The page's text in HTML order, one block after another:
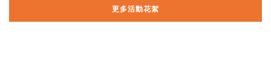
更多活動花絮